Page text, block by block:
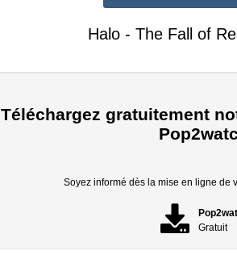
Halo - The Fall of
Téléchargez gratuitement
Soyez informé dès la mise en ligne de
Gratuit